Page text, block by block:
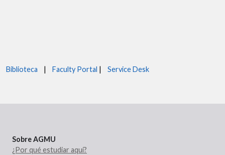
Biblioteca | Faculty Portal | Service Desk
Sobre AGMU
¿Por qué estudiar aquí?